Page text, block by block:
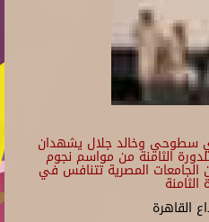
سطوحي وخالد جلال يشهدان
الثامنة من مواسم نجوم
130 عرضًا من الجامعات المصرية تتنافس في
الثامنة
القاهرة